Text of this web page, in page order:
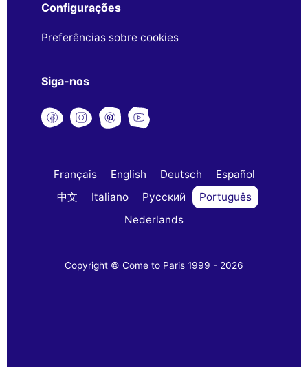
Configurações
Preferências sobre cookies
Siga-nos
Français English Deutsch
Español
中文
Italiano Русский
Português
Nederlands
Copyright © Come to Paris 1999 - 2026